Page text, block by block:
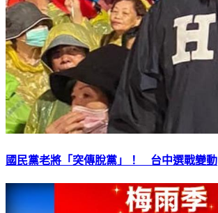
國民黨老將「突傳脫黨」！ 台中選戰變動